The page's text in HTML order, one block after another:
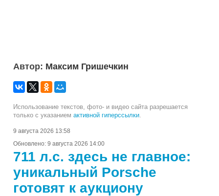
Автор: Максим Гришечкин
Использование текстов, фото- и видео сайта разрешается
только с указанием активной гиперссылки
9 августа 2026 13:58
Обновлено: 9 августа 2026 14:00
711 л.с. здесь не главное:
уникальный Porsche
готовят к аукциону